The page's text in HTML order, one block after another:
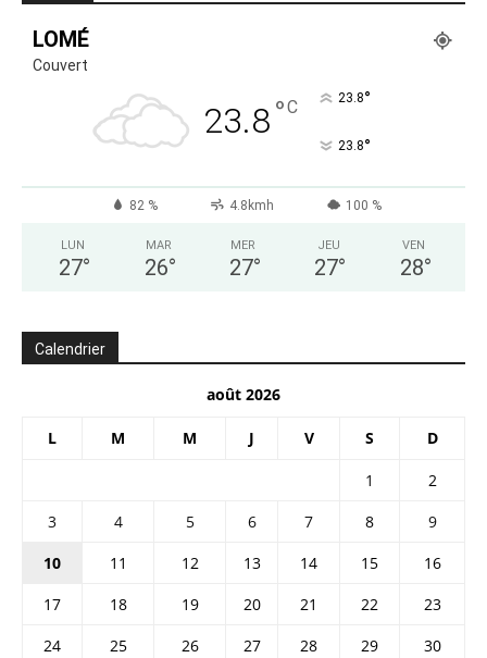
LOMÉ
Couvert
23.8°C 23.8°
23.8°
82 % 4.8kmh 100 %
LUN
27°
MAR
26°
MER
27°
JEU
27°
VEN
28°
Calendrier
août 2026
L M M J V S D
1
2
3
4 5 6 7 8
9
10
11 12 13 14 15
16
17
18 19 20 21 22
23
24
25 26 27 28 29
30